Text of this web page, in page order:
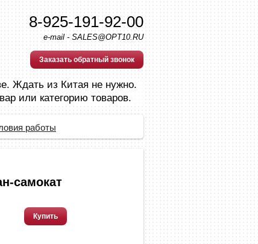
8-925-191-92-00
e-mail - SALES@OPT10.RU
Заказать обратный звонок
Ждать из Китая не нужно.
или категорию товаров.
работы
самокат
Купить